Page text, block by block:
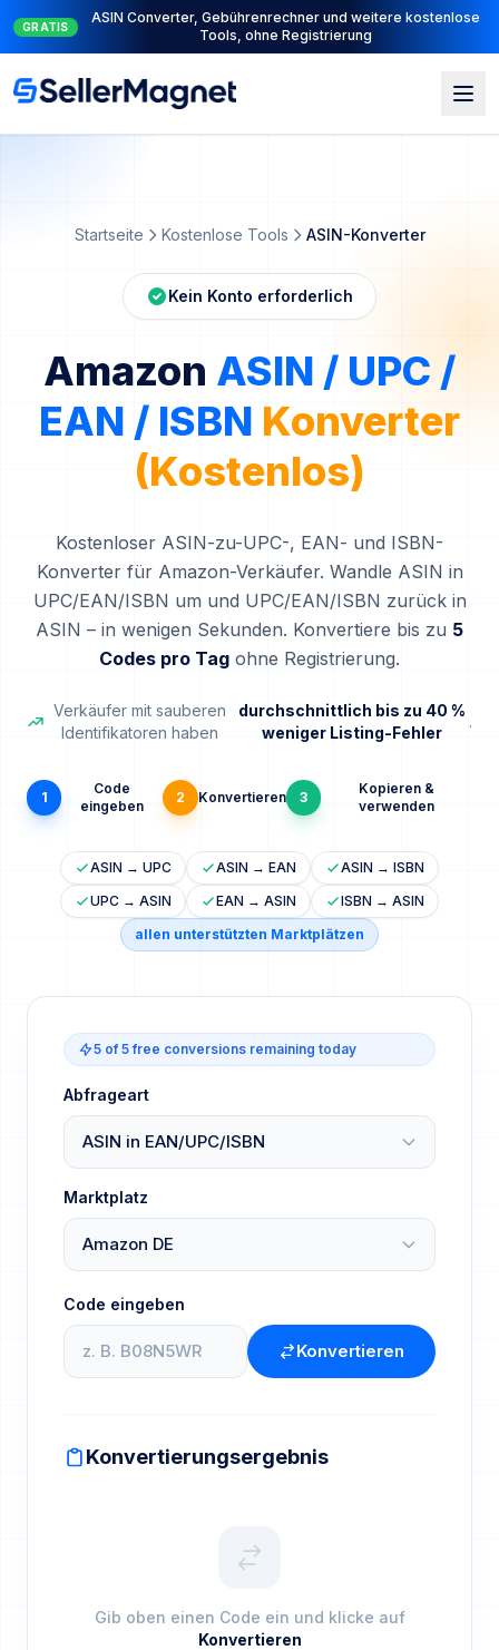
NEU
Komplette PPC-Suite: PPC Manager zur Steuerung + AI Engine
zur Automatisierung
Massenkonvertierung
Startseite Kostenlose Tools ASIN-Konverter
Kein Konto erforderlich
Amazon ASIN / UPC /
EAN / ISBN Konverter
(Kostenlos)
Kostenloser ASIN-zu-UPC-, EAN- und ISBN-
Konverter für Amazon-Verkäufer. Wandle ASIN in
UPC/EAN/ISBN um und UPC/EAN/ISBN zurück in
ASIN – in wenigen Sekunden. Konvertiere bis zu 5
Codes pro Tag ohne Registrierung.
Verkäufer mit sauberen
Identifikatoren haben
durchschnittlich bis zu 40 %
weniger Listing-Fehler
.
1
Code
eingeben
2 Konvertieren 3
Kopieren &
verwenden
ASIN → UPC ASIN → EAN
ASIN → ISBN
UPC → ASIN
EAN → ASIN
ISBN → ASIN
allen unterstützten Marktplätzen
5 of 5 free conversions remaining today
Abfrageart
Marktplatz
Code eingeben
Konvertieren
Konvertierungsergebnis
Gib oben einen Code ein und klicke auf
Konvertieren